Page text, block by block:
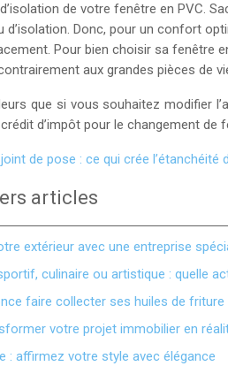
de votre fenêtre en PVC.
d’isolation. Donc, pour un confort
Pour bien choisir sa fenêtre
aux grandes pièces de
que si vous souhaitez modifier
d’impôt pour le changement
de pose : ce qui crée l’étanchéité
articles
extérieur avec une entreprise
culinaire ou artistique : quelle
faire collecter ses huiles de friture
votre projet immobilier en
: affirmez votre style avec élégance